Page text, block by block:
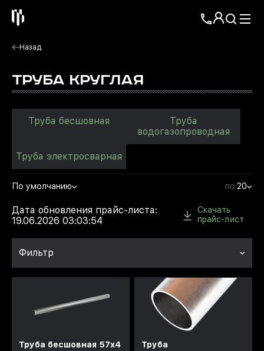
Назад
ТРУБА КРУГЛАЯ
Труба бесшовная
Труба
водогазопроводная
Труба электросварная
По умолчанию по:20
Дата обновления прайс-листа:
19.06.2026 03:03:54
Скачать
прайс-лист
Фильтр
Труба бесшовная 57x4
Труба